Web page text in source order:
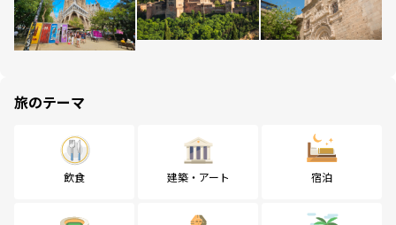
旅のテーマ
飲食 建築・アート 宿泊